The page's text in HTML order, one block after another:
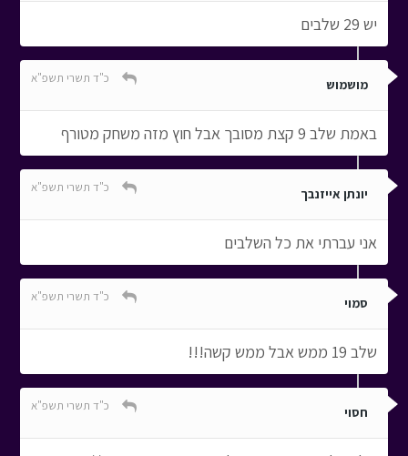
יש 29 שלבים
מושמוש כ"ד תשרי תשפ"א
באמת שלב 9 קצת מסובך אבל חוץ מזה משחק מטורף
יונתן אייזנבך כ"ד תשרי תשפ"א
אני עברתי את כל השלבים
סמוי כ"ד תשרי תשפ"א
שלב 19 ממש אבל ממש קשה!!!
חסוי כ"ד תשרי תשפ"א